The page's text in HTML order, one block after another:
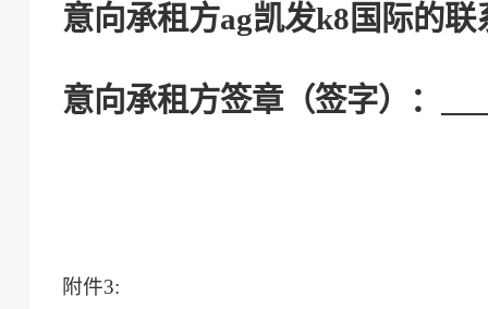
意向承租方ag凯发k8国际的联
意向承租方签章 （签字） ：
附件3: